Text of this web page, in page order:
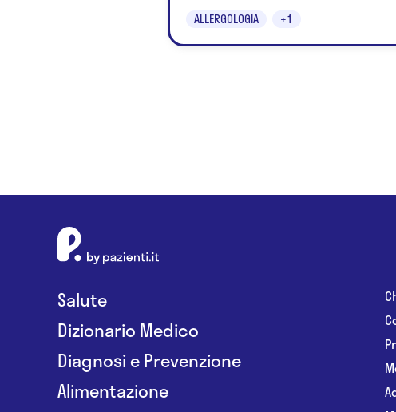
ALLERGOLOGIA +1
Salute
Dizionario Medico
Diagnosi e Prevenzione
Alimentazione